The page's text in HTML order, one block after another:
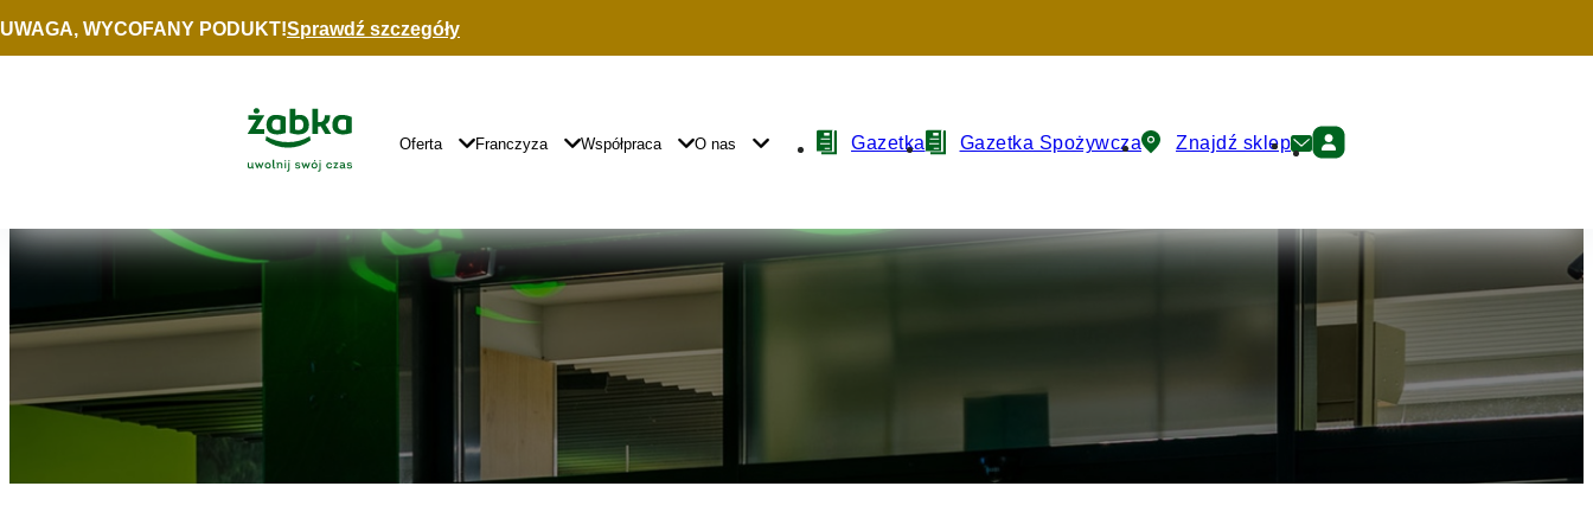
Idź do treści
UWAGA, WYCOFANY PODUKT!Sprawdź szczegóły
Główne
Logo
Główna
Nawigacja
Oferta Franczyza Współpraca O nas
NawigacjaGazetka Gazetka Spożywcza Znajdź sklep